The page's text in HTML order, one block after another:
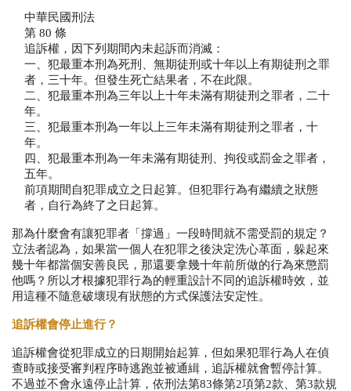
中華民國刑法
第 80 條
追訴權，因下列期間內未起訴而消滅：
一、犯最重本刑為死刑、無期徒刑或十年以上有期徒刑之罪
者，三十年。但發生死亡結果者，不在此限。
二、犯最重本刑為三年以上十年未滿有期徒刑之罪者，二十
年。
三、犯最重本刑為一年以上三年未滿有期徒刑之罪者，十
年。
四、犯最重本刑為一年未滿有期徒刑、拘役或罰金之罪者，
五年。
前項期間自犯罪成立之日起算。但犯罪行為有繼續之狀態
者，自行為終了之日起算。
那為什麼會有讓犯罪者「撐過」一段時間就不需受罰的規定？
立法者認為，如果當一個人在犯罪之後決定洗心革面，躲起來
幾十年都當個安善良民，那還要拿幾十年前所做的行為來懲罰
他嗎？所以才根據犯罪行為的輕重設計不同的追訴權時效，並
用這種不隨意破壞現有狀態的方式保護法安定性。
追訴權會停止進行？
追訴權會從犯罪成立的日期開始起算，但如果犯罪行為人在偵
查時或接受審判程序時逃跑並被通緝，追訴權就會暫停計算。
不過並不會永遠停止計算，依刑法第83條第2項第2款、第3款規